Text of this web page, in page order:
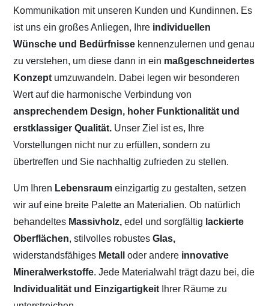
Kommunikation mit unseren Kunden und Kundinnen. Es
ist uns ein großes Anliegen, Ihre individuellen
Wünsche und Bedürfnisse kennenzulernen und genau
zu verstehen, um diese dann in ein maßgeschneidertes
Konzept umzuwandeln. Dabei legen wir besonderen
Wert auf die harmonische Verbindung von
ansprechendem Design, hoher Funktionalität und
erstklassiger Qualität. Unser Ziel ist es, Ihre
Vorstellungen nicht nur zu erfüllen, sondern zu
übertreffen und Sie nachhaltig zufrieden zu stellen.
Um Ihren Lebensraumeinzigartig zu gestalten, setzen
wir auf eine breite Palette an Materialien. Ob natürlich
behandeltes Massivholz, edel und sorgfältig lackierte
Oberflächen, stilvolles robustesGlas,
widerstandsfähiges Metalloder andere innovative
Mineralwerkstoffe. Jede Materialwahl trägt dazu bei, die
Individualität und Einzigartigkeit Ihrer Räume zu